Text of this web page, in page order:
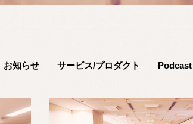
お知らせ サービス/プロダクト Podcast